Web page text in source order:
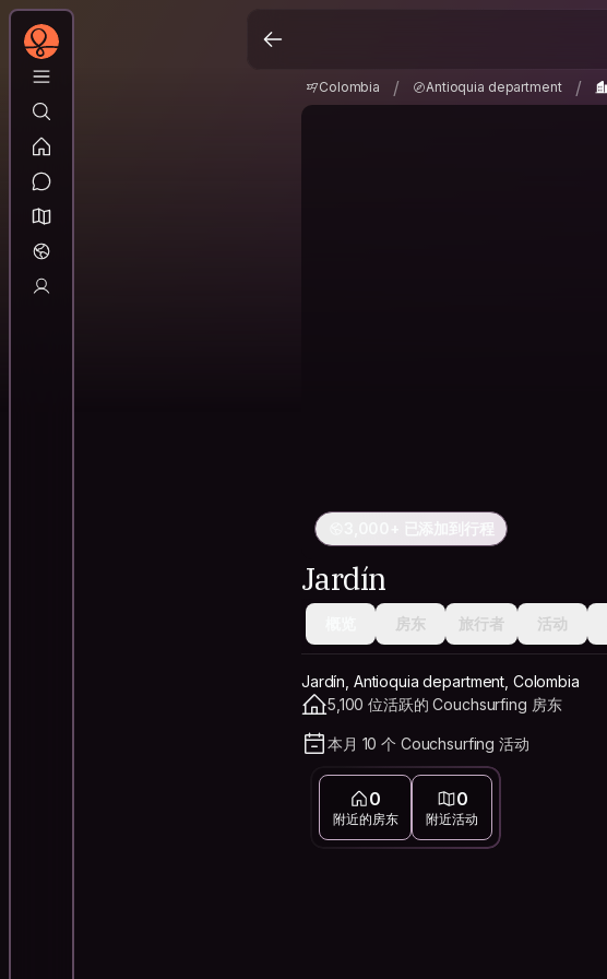
Colombia / Antioquia department /
3,000+ 已添加到行程
Jardín
房东 旅行者 活动
Jardín, Antioquia department, Colombia
5,100 位活跃的 Couchsurfing 房东
本月 10 个 Couchsurfing 活动
0
附近的房东
0
附近活动